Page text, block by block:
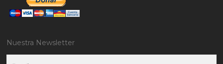
Nuestra Newsletter